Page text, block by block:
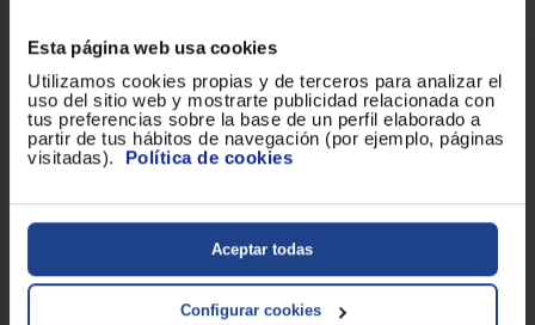
Esta página web usa cookies
Utilizamos cookies propias y de terceros para analizar el
uso del sitio web y mostrarte publicidad relacionada con
tus preferencias sobre la base de un perfil elaborado a
partir de tus hábitos de navegación (por ejemplo, páginas
visitadas). Política de cookies
Aceptar todas
Configurar cookies